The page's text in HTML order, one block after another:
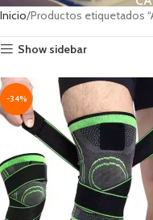
Inicio Productos etiquetados
Show sidebar
-34%